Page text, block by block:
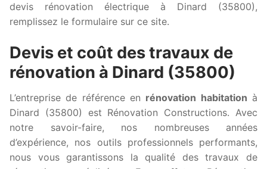
devis rénovation électrique à Dinard (35800),
remplissez le formulaire sur ce site.
Devis et coût des travaux de
rénovation à Dinard (35800)
L’entreprise de référence en rénovation habitation à
Dinard (35800) est Rénovation Constructions. Avec
notre savoir-faire, nos nombreuses années
d’expérience, nos outils professionnels performants,
nous vous garantissons la qualité des travaux de